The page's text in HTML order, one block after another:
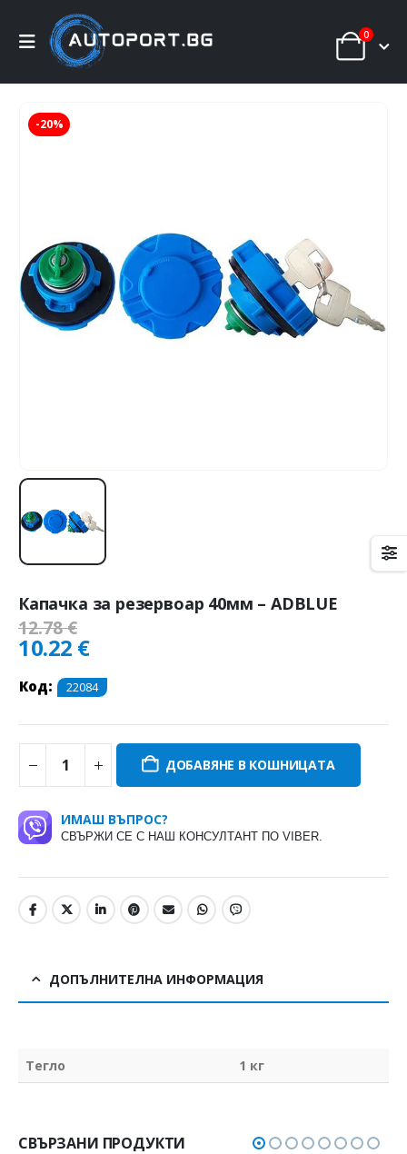
0
-20%
Капачка за резервоар 40мм – ADBLUE
12.78€
10.22 €
Код: 22084
ДОБАВЯНЕ В КОШНИЦАТА
ИМАШ ВЪПРОС?
СВЪРЖИ СЕ С НАШ КОНСУЛТАНТ ПО VIBER.
ДОПЪЛНИТЕЛНА ИНФОРМАЦИЯ
Тегло 1 кг
СВЪРЗАНИ ПРОДУКТИ